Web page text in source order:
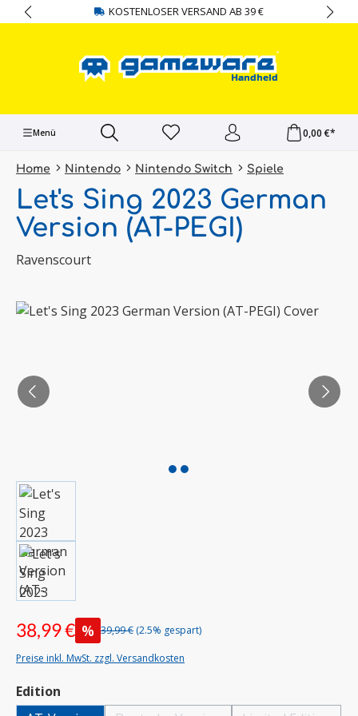
springen KOSTENLOSER VERSAND AB 39 €
Menü 0,00 €*
Home Nintendo Nintendo Switch Spiele
Let's Sing 2023 German
Version (AT-PEGI)
Ravenscourt
Bildergalerie überspringen
38,99 € % 39,99 € (2.5% gespart)
Preise inkl. MwSt. zzgl. Versandkosten
Edition